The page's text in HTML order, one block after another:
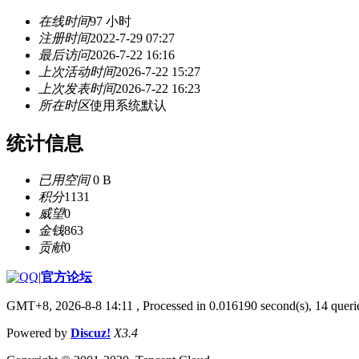
在线时间97 小时
注册时间2022-7-29 07:27
最后访问2026-7-22 16:16
上次活动时间2026-7-22 15:27
上次发表时间2026-7-22 16:23
所在时区使用系统默认
统计信息
已用空间0 B
积分1131
威望0
金钱863
贡献0
|官方论坛
GMT+8, 2026-8-8 14:11 , Processed in 0.016190 second(s), 14
Powered by Discuz! X3.4